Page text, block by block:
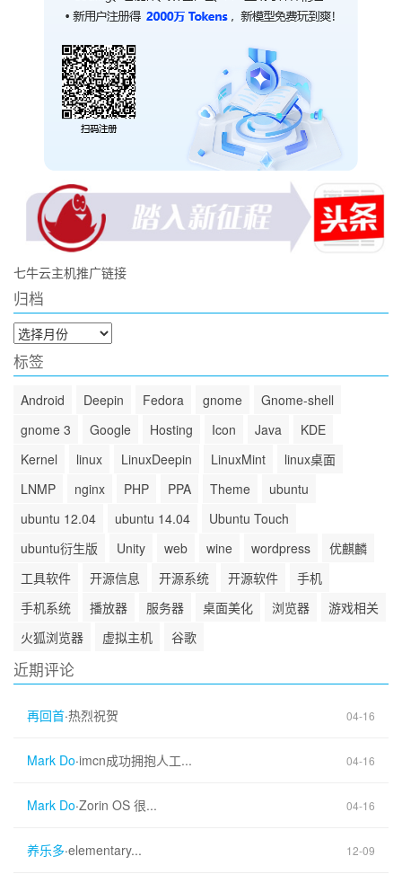
七牛云主机推广链接
归档
归
档
标签
Android Deepin Fedora gnome
Gnome-shell
gnome 3
Google Hosting Icon Java
KDE
Kernel
linux LinuxDeepin LinuxMint
linux桌面
LNMP
nginx PHP PPA Theme
ubuntu
ubuntu 12.04
ubuntu 14.04
Ubuntu Touch
ubuntu衍生版
Unity web wine wordpress
优麒麟
工具软件
开源信息 开源系统 开源软件
手机
手机系统
播放器 服务器 桌面美化 浏览器
游戏相关
火狐浏览器
虚拟主机 谷歌
近期评论
再回首·热烈祝贺 04-16
Mark Do·imcn成功拥抱人工... 04-16
Mark Do·Zorin OS 很... 04-16
养乐多·elementary... 12-09